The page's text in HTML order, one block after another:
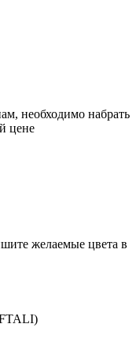
необходимо набрать
цене
желаемые цвета в